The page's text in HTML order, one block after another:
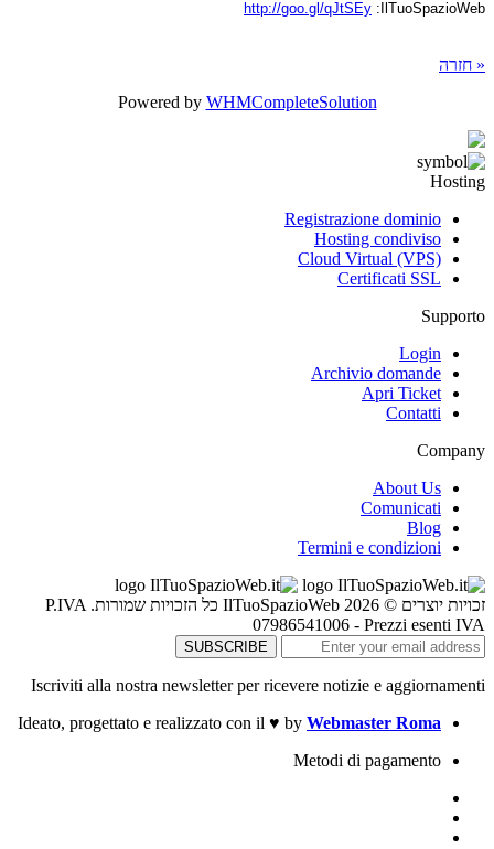
IlTuoSpazioWeb:
http://goo.gl/qJtSEy
« חזרה
Powered by WHMCompleteSolution
Hosting
Registrazione dominio
Hosting condiviso
Cloud Virtual (VPS)
Certificati SSL
Supporto
Login
Archivio domande
Apri Ticket
Contatti
Company
About Us
Comunicati
Blog
Termini e condizioni
זכויות יוצרים © 2026 IlTuoSpazioWeb כל הזכויות שמורות. P.IVA
07986541006 - Prezzi esenti IVA
Iscriviti alla nostra newsletter per ricevere notizie e aggiornamenti
Ideato, progettato e realizzato con il ♥ by Webmaster Roma
Metodi di pagamento